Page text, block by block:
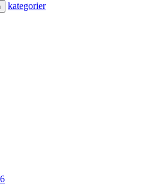
kategorier